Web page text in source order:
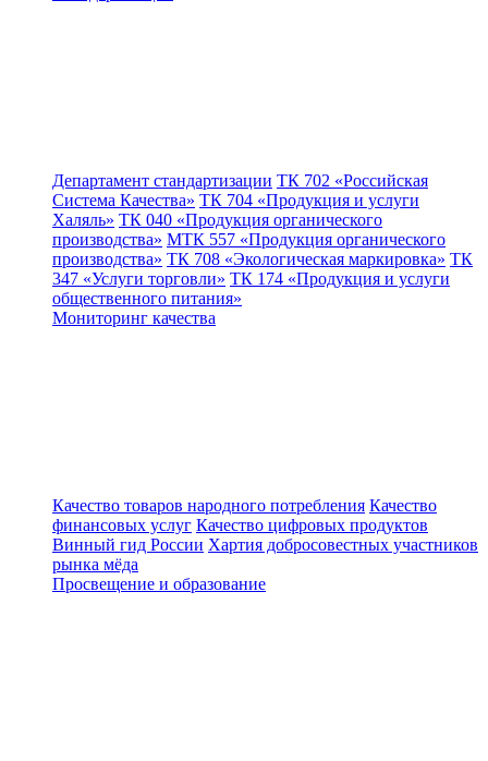
Департамент стандартизации ТК 702 «Российская
Система Качества» ТК 704 «Продукция и услуги
Халяль» ТК 040 «Продукция органического
производства» МТК 557 «Продукция органического
производства» ТК 708 «Экологическая маркировка» ТК
347 «Услуги торговли» ТК 174 «Продукция и услуги
общественного питания»
Мониторинг качества
Качество товаров народного потребления Качество
финансовых услуг Качество цифровых продуктов
Винный гид России Хартия добросовестных участников
рынка мёда
Просвещение и образование